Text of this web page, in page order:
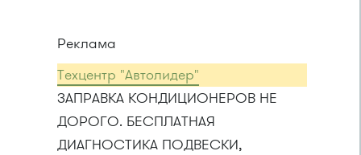
Реклама
Техцентр "Автолидер"
ЗАПРАВКА КОНДИЦИОНЕРОВ НЕ
ДОРОГО. БЕСПЛАТНАЯ
ДИАГНОСТИКА ПОДВЕСКИ,